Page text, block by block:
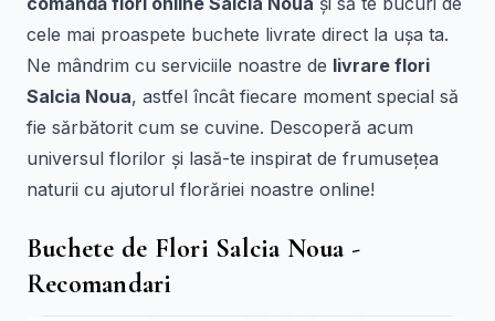
cele mai proaspete buchete livrate direct la ușa ta.
Ne mândrim cu serviciile noastre de livrare flori
Salcia Noua, astfel încât fiecare moment special să
fie sărbătorit cum se cuvine. Descoperă acum
universul florilor și lasă-te inspirat de frumusețea
naturii cu ajutorul florăriei noastre online!
Buchete de Flori Salcia Noua -
Recomandari